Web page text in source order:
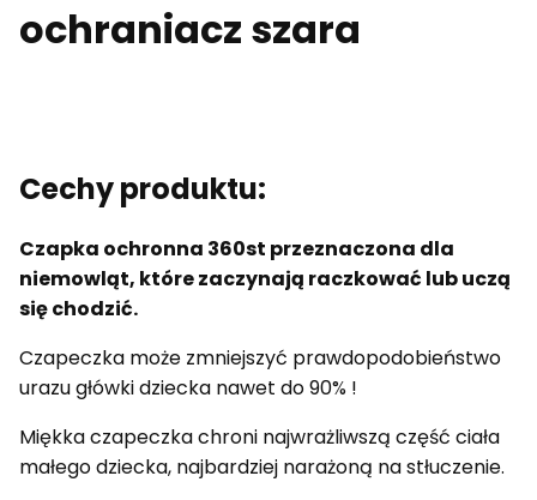
ochraniacz szara
Cechy produktu:
Czapka ochronna 360st przeznaczona dla
niemowląt, które zaczynają raczkować lub uczą
się chodzić.
Czapeczka może zmniejszyć prawdopodobieństwo
urazu główki dziecka nawet do 90% !
Miękka czapeczka chroni najwrażliwszą część ciała
małego dziecka, najbardziej narażoną na stłuczenie.